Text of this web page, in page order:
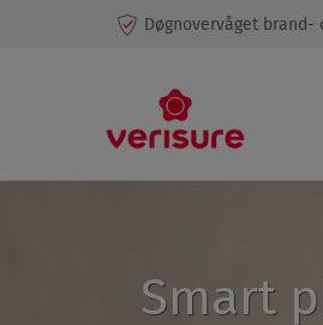
Døgnovervåget brand-
Smart